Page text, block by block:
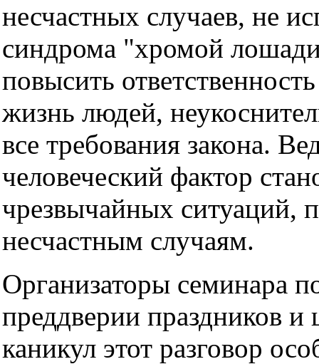
несчастных случаев, не
синдрома "хромой
повысить
жизнь людей,
все требования закона.
человеческий фактор
чрезвычайных ситуаций,
несчастным случаям.
Организаторы семинара
преддверии праздников
каникул этот разговор